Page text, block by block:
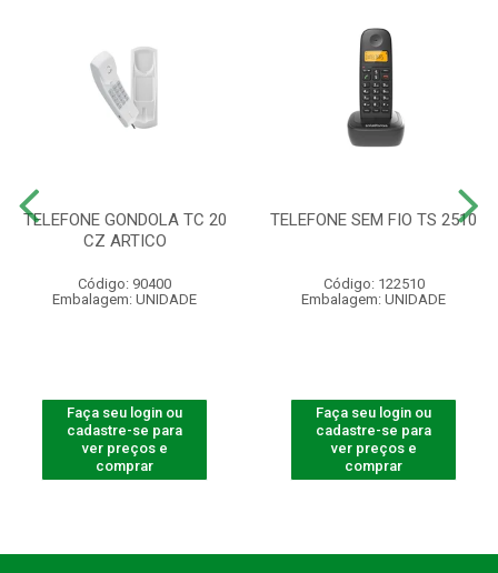
TELEFONE GONDOLA TC 20
CZ ARTICO
Código: 90400
Embalagem: UNIDADE
Faça seu login ou
cadastre-se para
ver preços e
comprar
TELEFONE SEM FIO TS 2510
Código: 122510
Embalagem: UNIDADE
Faça seu login ou
cadastre-se para
ver preços e
comprar